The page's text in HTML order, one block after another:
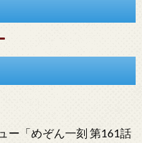
ー「めぞん一刻 第161話